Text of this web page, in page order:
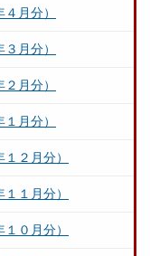
月分）
月分）
月分）
月分）
２月分）
１月分）
０月分）